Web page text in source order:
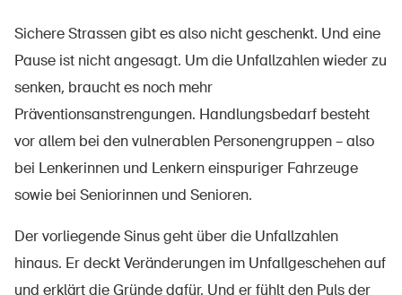
Sichere Strassen gibt es also nicht geschenkt. Und eine
Pause ist nicht angesagt. Um die Unfallzahlen wieder zu
senken, braucht es noch mehr
Präventionsanstrengungen. Handlungsbedarf besteht
vor allem bei den vulnerablen Personengruppen – also
bei Lenkerinnen und Lenkern einspuriger Fahrzeuge
sowie bei Seniorinnen und Senioren.
Der vorliegende Sinus geht über die Unfallzahlen
hinaus. Er deckt Veränderungen im Unfallgeschehen auf
und erklärt die Gründe dafür. Und er fühlt den Puls der